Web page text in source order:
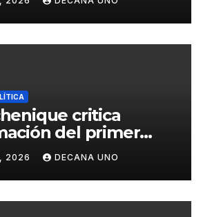
critica
del primer
ministerial de Keiko
2026 DECANA UNO